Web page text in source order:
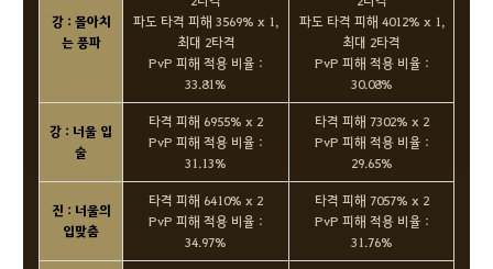
강 : 몰아치
는 풍파
파도 타격 피해 3569% x 1,
최대 2타격
PvP 피해 적용 비율 :
33.81%
파도 타격 피해 4012% x 1,
최대 2타격
PvP 피해 적용 비율 :
30.08%
강 : 너울 입
술
타격 피해 6955% x 2
PvP 피해 적용 비율 :
31.13%
타격 피해 7302% x 2
PvP 피해 적용 비율 :
29.65%
진 : 너울의
입맞춤
타격 피해 6410% x 2
PvP 피해 적용 비율 :
34.97%
타격 피해 7057% x 2
PvP 피해 적용 비율 :
31.76%